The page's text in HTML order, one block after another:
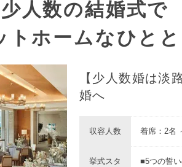
少人数の結婚式で
トホームなひとと
【少人数婚は淡
婚へ
収容人数 着席：2名
挙式スタ
■5つの誓